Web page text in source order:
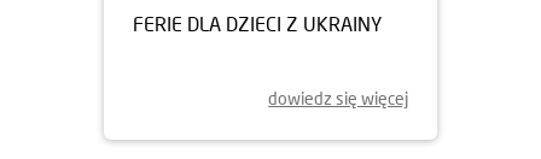
FERIE DLA DZIECI Z UKRAINY
dowiedz się więcej